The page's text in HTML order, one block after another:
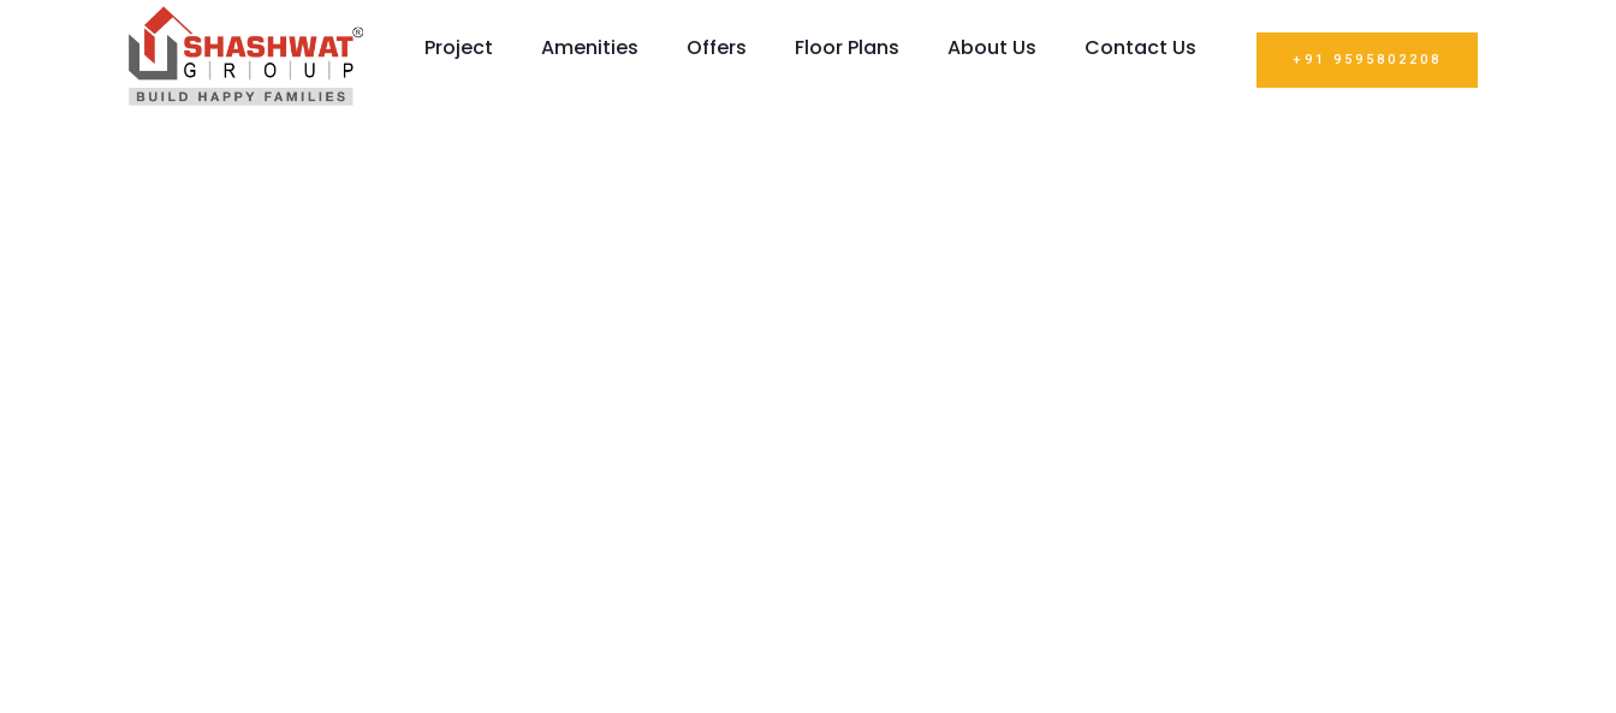
Project Amenities Offers Floor Plans About Us Contact Us +91 9595802208